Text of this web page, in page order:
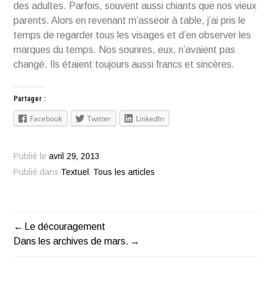
des adultes. Parfois, souvent aussi chiants que nos vieux
parents. Alors en revenant m’asseoir à table, j’ai pris le
temps de regarder tous les visages et d’en observer les
marques du temps. Nos sourires, eux, n’avaient pas
changé. Ils étaient toujours aussi francs et sincères.
Partager :
Facebook Twitter LinkedIn
Publié leavril 29, 2013
Publié dans Textuel , Tous les articles
Navigation
Le découragement
Dans les archives de mars.